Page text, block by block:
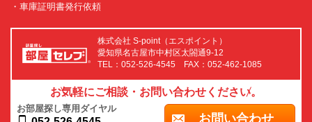
・車庫証明書発行依頼
株式会社 S-point（エスポイント）
愛知県名古屋市中村区太閤通9-12
TEL：052-526-4545 FAX：052-462-1085
お気軽にご相談・お問い合わせください。
お部屋探し専用ダイヤル
お問い合わせ